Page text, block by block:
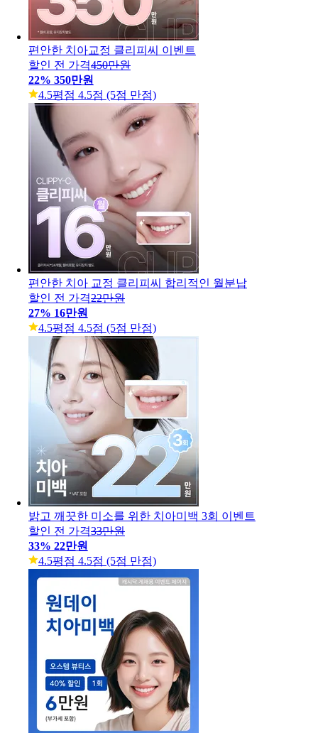
편안한 치아교정 클리피씨 이벤트
할인 전 가격450만원
22% 350만원
4.5평점 4.5점 (5점 만점)
편안한 치아 교정 클리피씨 합리적인 월분납
할인 전 가격22만원
27% 16만원
4.5평점 4.5점 (5점 만점)
밝고 깨끗한 미소를 위한 치아미백 3회 이벤트
할인 전 가격33만원
33% 22만원
4.5평점 4.5점 (5점 만점)